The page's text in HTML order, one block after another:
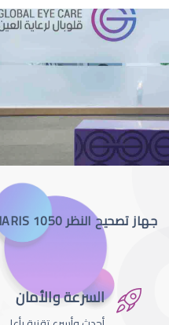
جهاز تصحيح النظر SCHWIND AMARIS 1050
السرعة والأمان